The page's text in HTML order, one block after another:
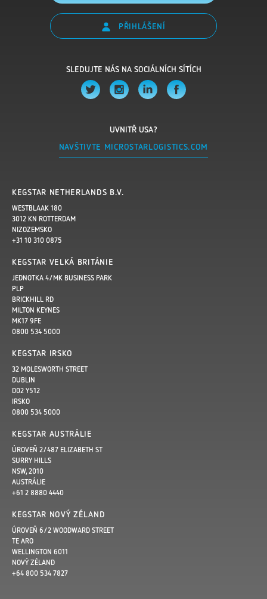
PŘIHLÁŠENÍ
SLEDUJTE NÁS NA SOCIÁLNÍCH SÍTÍCH
UVNITŘ USA?
NAVŠTIVTE MICROSTARLOGISTICS.COM
KEGSTAR NETHERLANDS B.V.
WESTBLAAK 180
3012 KN ROTTERDAM
NIZOZEMSKO
+31 10 310 0875
KEGSTAR VELKÁ BRITÁNIE
JEDNOTKA 4/MK BUSINESS PARK
PLP
BRICKHILL RD
MILTON KEYNES
MK17 9FE
0800 534 5000
KEGSTAR IRSKO
32 MOLESWORTH STREET
DUBLIN
D02 Y512
IRSKO
0800 534 5000
KEGSTAR AUSTRÁLIE
ÚROVEŇ 2/487 ELIZABETH ST
SURRY HILLS
NSW, 2010
AUSTRÁLIE
+61 2 8880 4440
KEGSTAR NOVÝ ZÉLAND
ÚROVEŇ 6/2 WOODWARD STREET
TE ARO
WELLINGTON 6011
NOVÝ ZÉLAND
+64 800 534 7827